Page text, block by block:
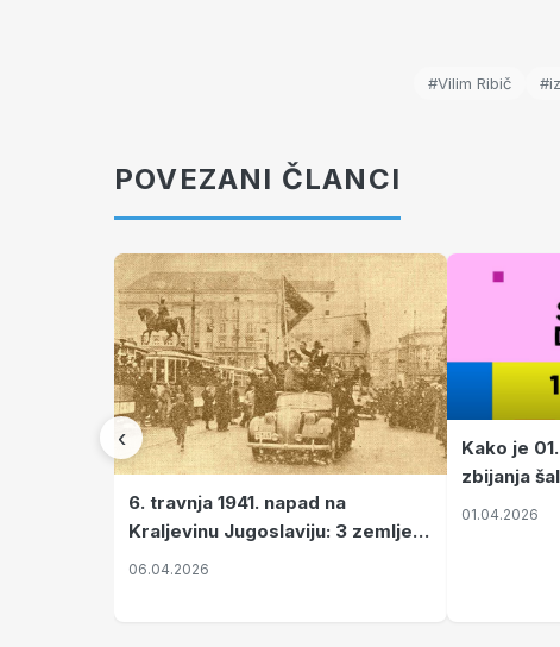
#Vilim Ribič
POVEZANI ČLANCI
‹
6. travnja 1941. napad na
Kraljevinu Jugoslaviju: 3 zemlje
nastale njenim raspadom
06.04.2026
Kako je
zbijanja
01.04.2026